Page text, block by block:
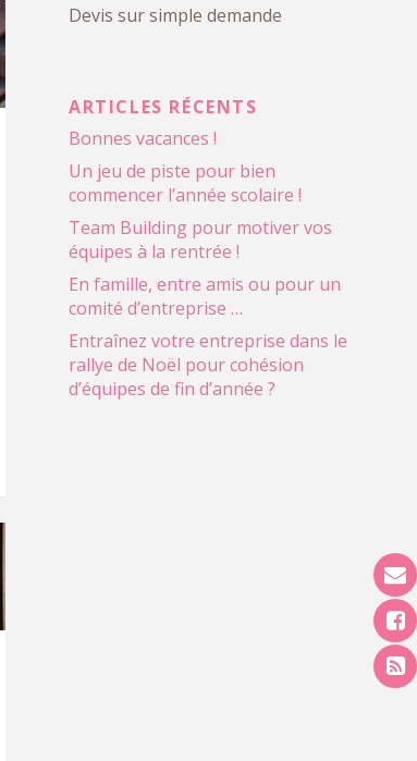
Devis sur simple demande
ARTICLES RÉCENTS
Bonnes vacances !
Un jeu de piste pour bien
commencer l’année scolaire !
Team Building pour motiver vos
équipes à la rentrée !
En famille, entre amis ou pour un
comité d’entreprise …
Entraînez votre entreprise dans le
rallye de Noël pour cohésion
d’équipes de fin d’année ?